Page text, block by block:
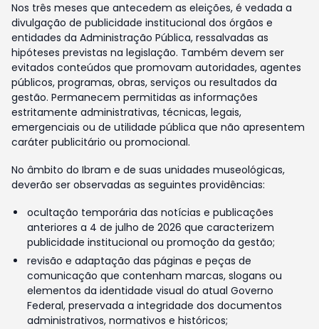
Nos três meses que antecedem as eleições, é vedada a
divulgação de publicidade institucional dos órgãos e
entidades da Administração Pública, ressalvadas as
hipóteses previstas na legislação. Também devem ser
evitados conteúdos que promovam autoridades, agentes
públicos, programas, obras, serviços ou resultados da
gestão. Permanecem permitidas as informações
estritamente administrativas, técnicas, legais,
emergenciais ou de utilidade pública que não apresentem
caráter publicitário ou promocional.
No âmbito do Ibram e de suas unidades museológicas,
deverão ser observadas as seguintes providências:
ocultação temporária das notícias e publicações
anteriores a 4 de julho de 2026 que caracterizem
publicidade institucional ou promoção da gestão;
revisão e adaptação das páginas e peças de
comunicação que contenham marcas, slogans ou
elementos da identidade visual do atual Governo
Federal, preservada a integridade dos documentos
administrativos, normativos e históricos;